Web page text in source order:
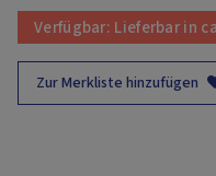
Verfügbar: Lieferbar in
Zur Merkliste hinzufügen